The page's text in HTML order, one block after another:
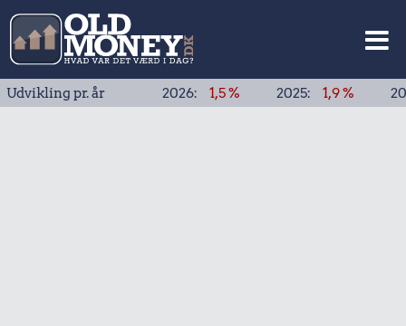
pr. år2026: 1,5 % 2025: 1,9 % 2024: 1,9